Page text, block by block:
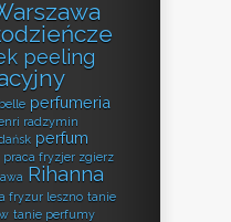
peeling
perfumeria
radzymin
perfum
praca fryzjer zgierz
Rihanna
fryzur leszno tanie
tanie perfumy